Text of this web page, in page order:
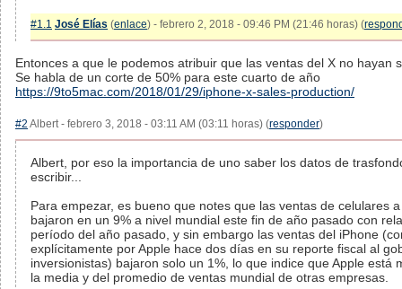
#1.1 José Elías (enlace) - febrero 2, 2018 - 09:46 PM (21:46 horas) (
Entonces a que le podemos atribuir que las ventas del X no hayan
Se habla de un corte de 50% para este cuarto de año
https://9to5mac.com/2018/01/29/iphone-x-sales-production/
#2 Albert - febrero 3, 2018 - 03:11 AM (03:11 horas) (responder)
Albert, por eso la importancia de uno saber los datos de
escribir...
Para empezar, es bueno que notes que las ventas de celulares
bajaron en un 9% a nivel mundial este fin de año pasado con
período del año pasado, y sin embargo las ventas del iPhone
explícitamente por Apple hace dos días en su reporte fiscal al
inversionistas) bajaron solo un 1%, lo que indice que Apple está
la media y del promedio de ventas mundial de otras empresas.